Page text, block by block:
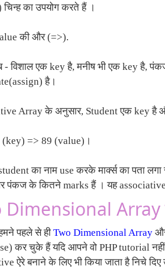
चिन्ह का उपयोग करते हैं ।
की और (=>).
विशाल एक key है, मनीष भी एक key है,
है।
Array के अनुसार, Student एक key है
(key) => 89 (value)।
student का नाम use करके मार्क्स का पता
पंकज के कितने marks हैं । यह
Dimensional Array
पहले से ही Two Dimensional Array
कर चुके हैं यदि आपने वो PHP tutorial
ऐरे बनाने के लिए भी किया जाता है निचे